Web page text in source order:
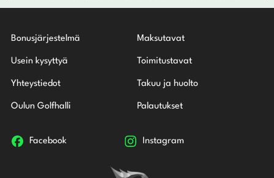
Bonusjärjestelmä
Usein kysyttyä
Yhteystiedot
Oulun Golfhalli
Maksutavat
Toimitustavat
Takuu ja huolto
Palautukset
Facebook Instagram